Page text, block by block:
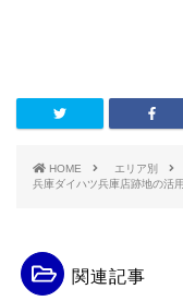
HOME エリア別
兵庫ダイハツ兵庫店跡地の活
関連記事